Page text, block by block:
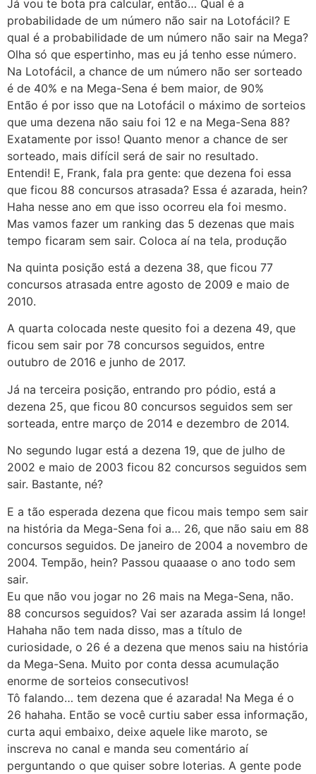
Já vou te bota pra calcular, então… Qual é a
probabilidade de um número não sair na Lotofácil? E
qual é a probabilidade de um número não sair na Mega?
Olha só que espertinho, mas eu já tenho esse número.
Na Lotofácil, a chance de um número não ser sorteado
é de 40% e na Mega-Sena é bem maior, de 90%
Então é por isso que na Lotofácil o máximo de sorteios
que uma dezena não saiu foi 12 e na Mega-Sena 88?
Exatamente por isso! Quanto menor a chance de ser
sorteado, mais difícil será de sair no resultado.
Entendi! E, Frank, fala pra gente: que dezena foi essa
que ficou 88 concursos atrasada? Essa é azarada, hein?
Haha nesse ano em que isso ocorreu ela foi mesmo.
Mas vamos fazer um ranking das 5 dezenas que mais
tempo ficaram sem sair. Coloca aí na tela, produção
Na quinta posição está a dezena 38, que ficou 77
concursos atrasada entre agosto de 2009 e maio de
2010.
A quarta colocada neste quesito foi a dezena 49, que
ficou sem sair por 78 concursos seguidos, entre
outubro de 2016 e junho de 2017.
Já na terceira posição, entrando pro pódio, está a
dezena 25, que ficou 80 concursos seguidos sem ser
sorteada, entre março de 2014 e dezembro de 2014.
No segundo lugar está a dezena 19, que de julho de
2002 e maio de 2003 ficou 82 concursos seguidos sem
sair. Bastante, né?
E a tão esperada dezena que ficou mais tempo sem sair
na história da Mega-Sena foi a… 26, que não saiu em 88
concursos seguidos. De janeiro de 2004 a novembro de
2004. Tempão, hein? Passou quaaase o ano todo sem
sair.
Eu que não vou jogar no 26 mais na Mega-Sena, não.
88 concursos seguidos? Vai ser azarada assim lá longe!
Hahaha não tem nada disso, mas a título de
curiosidade, o 26 é a dezena que menos saiu na história
da Mega-Sena. Muito por conta dessa acumulação
enorme de sorteios consecutivos!
Tô falando… tem dezena que é azarada! Na Mega é o
26 hahaha. Então se você curtiu saber essa informação,
curta aqui embaixo, deixe aquele like maroto, se
inscreva no canal e manda seu comentário aí
perguntando o que quiser sobre loterias. A gente pode